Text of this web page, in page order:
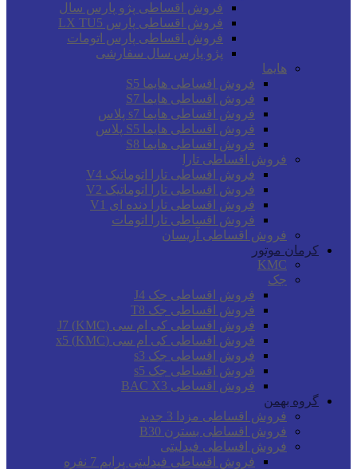
فروش اقساطی پژو پارس سال
فروش اقساطی پارس LX TU5
فروش اقساطی پارس اتومات
پژو پارس سال سفارشی
هایما
فروش اقساطی هایما S5
فروش اقساطی هایما S7
فروش اقساطی هایما s7 پلاس
فروش اقساطی هایما S5 پلاس
فروش اقساطی هایما S8
فروش اقساطی تارا
فروش اقساطی تارا اتوماتیک V4
فروش اقساطی تارا اتوماتیک V2
فروش اقساطی تارا دنده ای V1
فروش اقساطی تارا اتومات
فروش اقساطی آریسان
کرمان موتور
KMC
جک
فروش اقساطی جک J4
فروش اقساطی جک T8
فروش اقساطی کی ام سی (KMC) J7
فروش اقساطی کی ام سی (KMC) x5
فروش اقساطی جک s3
فروش اقساطی جک s5
فروش اقساطی BAC X3
گروه بهمن
فروش اقساطی مزدا 3 جدید
فروش اقساطی بسترن B30
فروش اقساطی فیدلیتی
فروش اقساطی فیدلیتی پرایم 7 نفره